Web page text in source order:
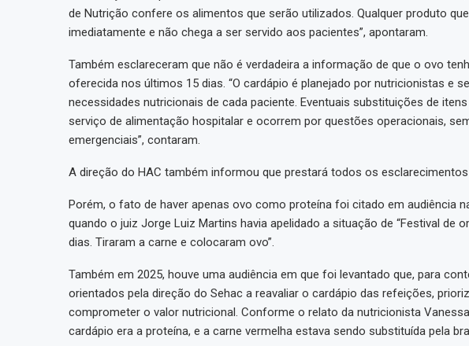
de Nutrição confere os alimentos que serão utilizados. Qualquer produto
imediatamente e não chega a ser servido aos pacientes”, apontaram.
Também esclareceram que não é verdadeira a informação de que o ovo
oferecida nos últimos 15 dias. “O cardápio é planejado por nutricionistas e
necessidades nutricionais de cada paciente. Eventuais substituições de
serviço de alimentação hospitalar e ocorrem por questões operacionais,
emergenciais”, contaram.
A direção do HAC também informou que prestará todos os
Porém, o fato de haver apenas ovo como proteína foi citado em audiência
quando o juiz Jorge Luiz Martins havia apelidado a situação de “Festival de
dias. Tiraram a carne e colocaram ovo”.
Também em 2025, houve uma audiência em que foi levantado que, para
orientados pela direção do Sehac a reavaliar o cardápio das refeições,
comprometer o valor nutricional. Conforme o relato da nutricionista
cardápio era a proteína, e a carne vermelha estava sendo substituída pela